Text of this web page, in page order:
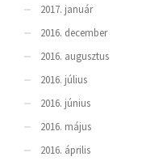
2017. január
2016. december
2016. augusztus
2016. július
2016. június
2016. május
2016. április